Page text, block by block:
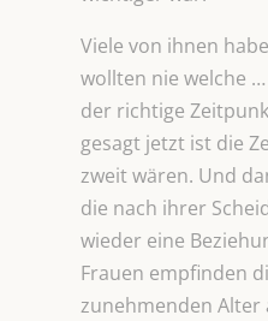
Viele von ihnen
wollten nie welche …
der richtige
gesagt jetzt ist die
zweit wären. Und
die nach ihrer
wieder eine
Frauen empfinden
zunehmenden Alter